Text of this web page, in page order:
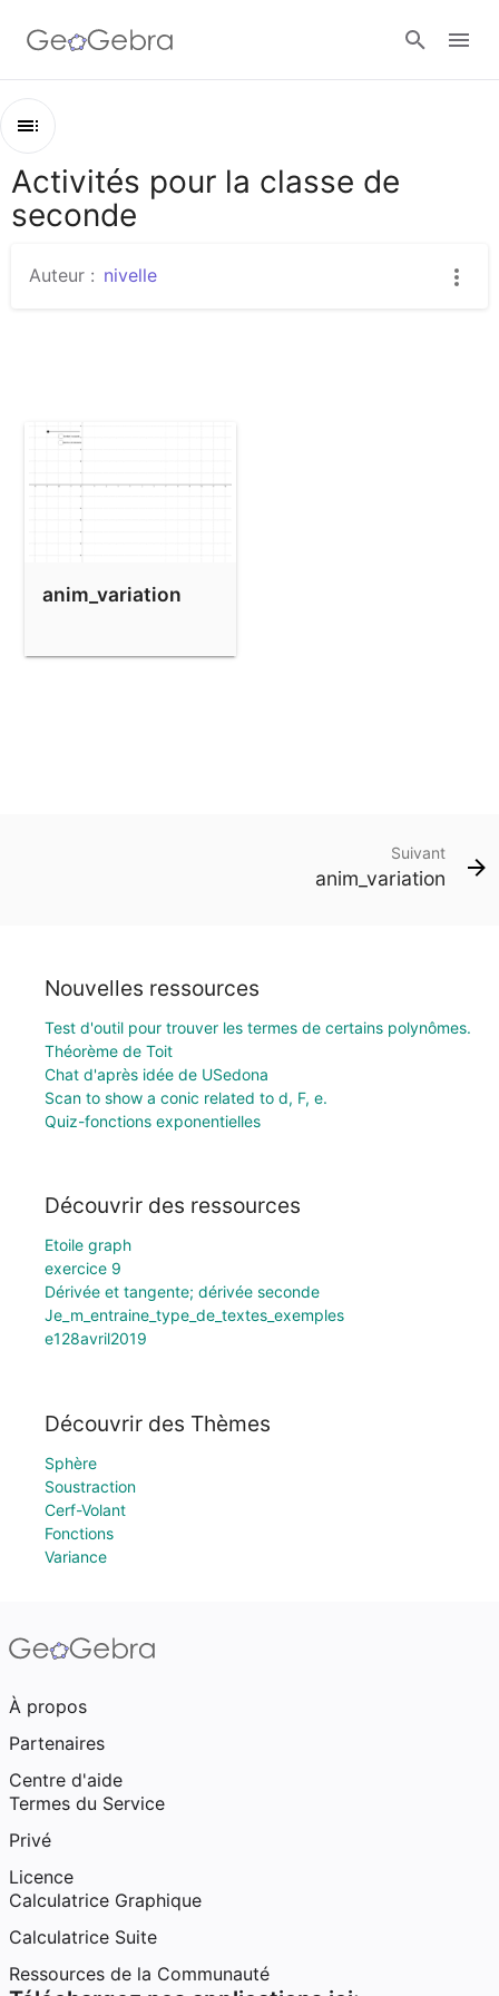
Contenu
Activités pour la classe de seconde
Activités pour la classe de
seconde
Auteur : nivelle
anim_variation
Suivant
anim_variation
Nouvelles ressources
Test d'outil pour trouver les termes de certains polynômes.
Théorème de Toit
Chat d'après idée de USedona
Scan to show a conic related to d, F, e.
Quiz-fonctions exponentielles
Découvrir des ressources
Etoile graph
exercice 9
Dérivée et tangente; dérivée seconde
Je_m_entraine_type_de_textes_exemples
e128avril2019
Découvrir des Thèmes
Sphère
Soustraction
Cerf-Volant
Fonctions
Variance
À propos
Partenaires
Centre d'aide
Termes du Service
Privé
Licence
Calculatrice Graphique
Calculatrice Suite
Ressources de la Communauté